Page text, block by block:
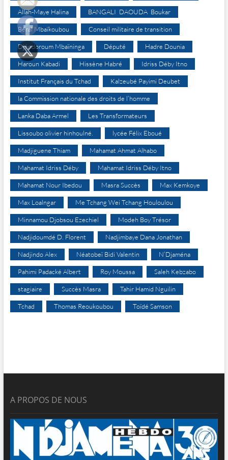
Allah-Maye Halina BANGALI DAOUDA Boukar
Béral Mbaïkoubou Conseil militaire de transition
Djéndoroum Mbaïninga Député Hadre Dounia
Haroun Kabadi Hissène Habré Idriss Déby Itno
Institut Français du Tchad Kalzeubé Payimi Deubet
la Commission nationale des droits de l’homme
Lanka Daba Armel Les Transformateurs
Lissoubo olivier hinhoulné. lycée Félix Eboué
Madjiguene Thiam Mahamat Ahmat Alhabo
Mahamat Idriss Déby Mahamat Idriss Déby Itno
Mahamat Nour Ibedou Masra Succès Max Kemkoye
Max Loalngar Me Tchang Wei Tchang Houloulou
Minnamou Djobsou Ezechiel Modeh Boy Trésor
Nadjidoumdé D. Florent Nadjimbaye Dana Jonathan
Nadjindo Alex Néatobeï Bidi Valentin N’Djaména
Pahimi Padacké Albert Roy Moussa Saleh Kebzabo
stagiaire Succès Masra Tahir Hamid Nguilin
Tchad Thomas Reoukoubou Toïdé Samson
A PROPOS DE NOUS